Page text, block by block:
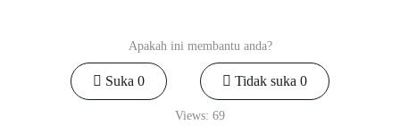
Apakah ini membantu anda?
Suka0 Tidak suka 0
Views: 69